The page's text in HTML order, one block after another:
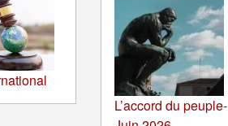
L’accord du peuple-